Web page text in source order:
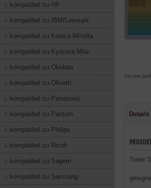
kompatibel zu HP
kompatibel zu IBM/Lexmark
kompatibel zu Konica Minolta
kompatibel zu Kyocera Mita
kompatibel zu Okidata
kompatibel zu Olivetti
kompatibel zu Panasonic
kompatibel zu Pantum
kompatibel zu Philips
kompatibel zu Ricoh
kompatibel zu Sagem
kompatibel zu Samsung
Für eine
Details
Toner